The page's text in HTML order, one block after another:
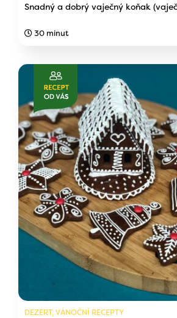
Snadný a dobrý vaječný koňak
30 minut
DEZERT, VÁNOČNÍ RECEPTY